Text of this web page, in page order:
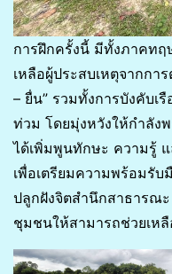
การฝึกครั้งนี้ มีทั้งภาคท
เหลือผู้ประสบเหตุจากกา
– ยื่น” รวมทั้งการบังคับเ
ท่วม โดยมุ่งหวังให้กำลัง
ได้เพิ่มพูนทักษะ ความรู้
เพื่อเตรียมความพร้อมรั
ปลูกฝังจิตสำนึกสาธารณ
ชุมชนให้สามารถช่วยเห